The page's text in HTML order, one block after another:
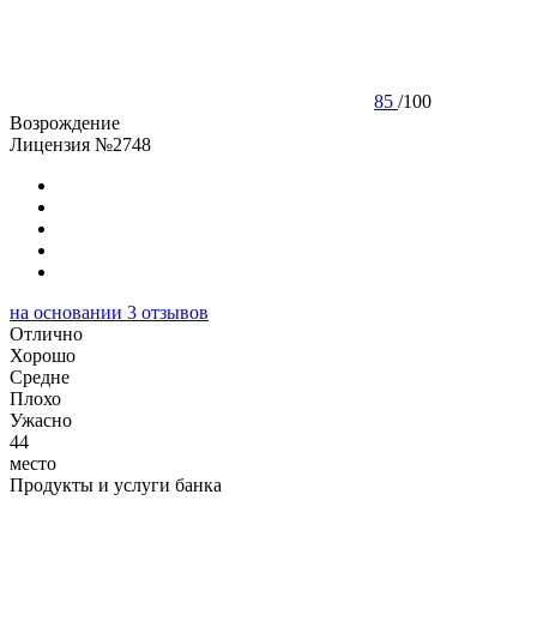
85 /100
Возрождение
Лицензия №2748
на основании 3 отзывов
Отлично
Хорошо
Cредне
Плохо
Ужасно
44
место
Продукты и услуги банка